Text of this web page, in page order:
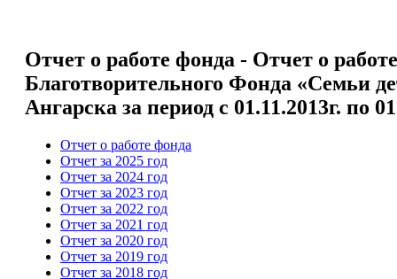
Отчет о работе фонда - Отчет о
Благотворительного Фонда «Семьи
Ангарска за период с 01.11.2013г. по
Отчет о работе фонда
Отчет за 2025 год
Отчет за 2024 год
Отчет за 2023 год
Отчет за 2022 год
Отчет за 2021 год
Отчет за 2020 год
Отчет за 2019 год
Отчет за 2018 год